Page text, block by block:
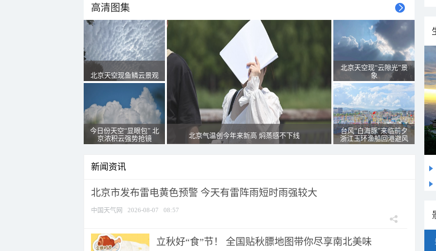
高清图集
北京天空现鱼鳞云景观
今日份天空“显眼包” 北
京浓积云强势抢镜
北京气温创今年来新高 焖蒸感不下线
北京天空现“云隙光”景
象
台风“白海豚”来临前夕
浙江玉环渔船回港避风
新闻资讯
北京市发布雷电黄色预警 今天有雷阵雨短时雨强较大
中国天气网 2026-08-07 08:57
立秋好“食”节！ 全国贴秋膘地图带你尽享南北美味